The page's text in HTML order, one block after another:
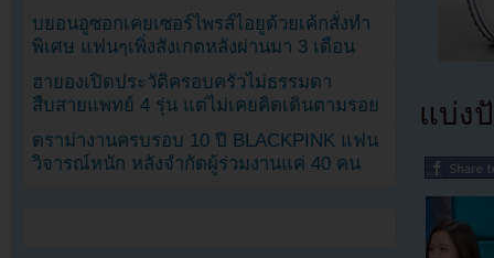
แบ่ง
บยอนอูซอกเคยเซอร์ไพรส์ไอยูด้วยเค้กสั่งทำ
พิเศษ แฟนๆเพิ่งสังเกตหลังผ่านมา 3 เดือน
ฮายองเปิดประวัติครอบครัวไม่ธรรมดา
สืบสายแพทย์ 4 รุ่น แต่ไม่เคยคิดเดินตามรอย
ดราม่างานครบรอบ 10 ปี BLACKPINK แฟน
วิจารณ์หนัก หลังจำกัดผู้ร่วมงานแค่ 40 คน